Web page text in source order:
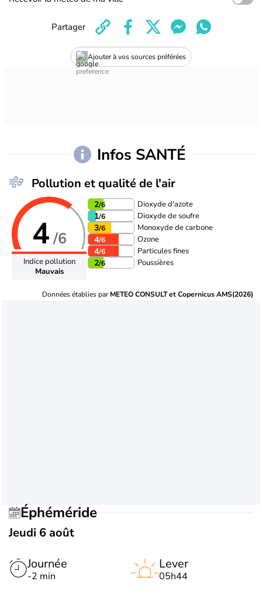
Ajouter à vos sources préférées
Partager
Infos SANTÉ
Pollution et qualité de l'air
4/6
Indice pollution
Mauvais
2/6 Dioxyde d'azote
1/6 Dioxyde de soufre
3/6 Monoxyde de carbone
4/6 Ozone
4/6 Particules fines
2/6 Poussières
Données établies parMETEO CONSULT et Copernicus AMS(2026)
Éphéméride
Jeudi 6 août
Journée
-2 min
Lever
05h44